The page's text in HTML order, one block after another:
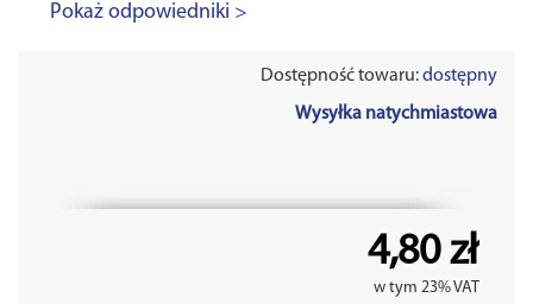
Pokaż odpowiedniki >
Dostępność towaru:dostępny
Wysyłka natychmiastowa
4,80 zł
w tym 23% VAT